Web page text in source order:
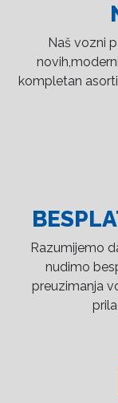
Naš vozni
kompletan
Razumijemo
nudimo
preuzimanja